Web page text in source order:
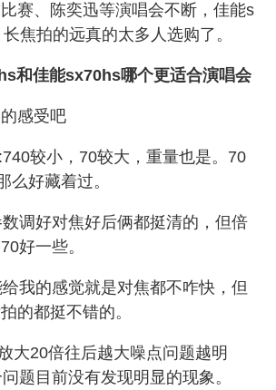
赛、陈奕迅等演唱会不断，佳能s
焦拍的远真的太多人选购了。
和佳能sx70hs哪个更适合演唱会
感受吧
较小，70较大，重量也是。70
么好藏着过。
好对焦好后俩都挺清的，但倍
好一些。
的感觉就是对焦都不咋快，但
的都挺不错的。
20倍往后越大噪点问题越明
题目前没有发现明显的现象。